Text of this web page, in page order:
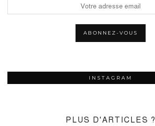
INSTAGRAM
PLUS D'ARTICLES ?